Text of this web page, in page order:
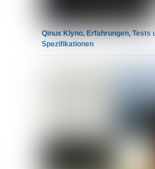
Qinux Klyno, Erfahrungen, Tests
Spezifikationen